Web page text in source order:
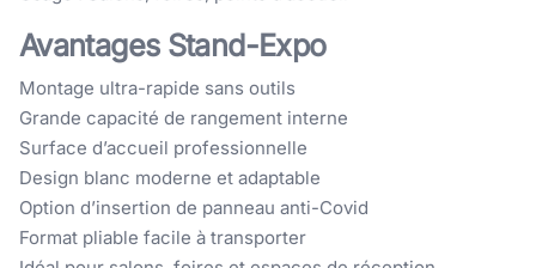
Avantages Stand-Expo
Montage ultra-rapide sans outils
Grande capacité de rangement interne
Surface d’accueil professionnelle
Design blanc moderne et adaptable
Option d’insertion de panneau anti-Covid
Format pliable facile à transporter